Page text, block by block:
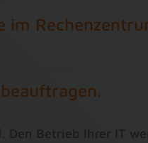
im
Den Betrieb Ihrer IT